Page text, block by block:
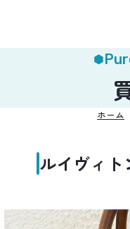
ホーム
ルイヴィ